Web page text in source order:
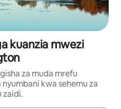
kuanzia mwezi
za muda mrefu
kwa sehemu za
zaidi.